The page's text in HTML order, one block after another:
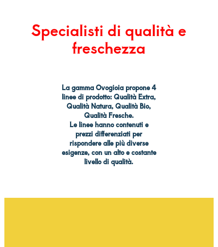
Specialisti di qualità e
freschezza
La gamma Ovogioia propone 4
linee di prodotto: Qualità Extra,
Qualità Natura, Qualità Bio,
Qualità Fresche.
Le linee hanno contenuti e
prezzi differenziati per
rispondere alle più diverse
esigenze, con un alto e costante
livello di qualità.